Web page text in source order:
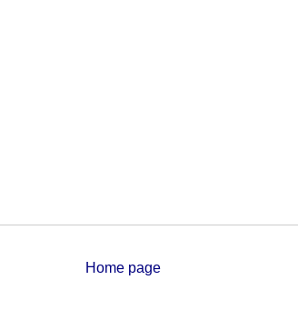
Home page